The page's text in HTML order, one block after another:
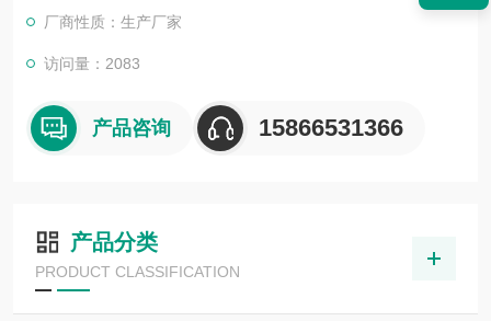
厂商性质：生产厂家
访问量：2083
产品咨询 15866531366
产品分类
PRODUCT CLASSIFICATION